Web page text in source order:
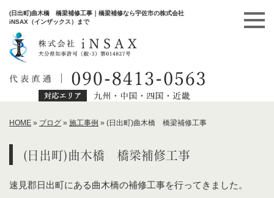
(日出町)曲木橋 橋梁補修工事｜橋梁補修なら宇佐市の株式会社
iNSAX（インザックス）まで
HOME » ブログ » 施工事例 » (日出町)曲木橋 橋梁補修工事
(日出町)曲木橋 橋梁補修工事
速見郡日出町にある曲木橋の補修工事を行ってきました。